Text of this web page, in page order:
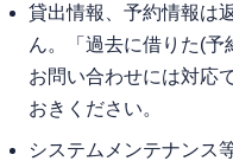
貸出情報、予約情報は
ん。「過去に借りた(予
お問い合わせには対応
おきください。
システムメンテナンス